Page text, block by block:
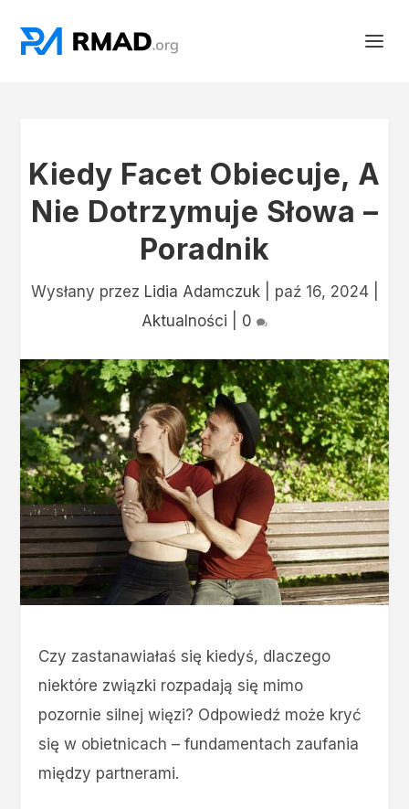
Kiedy Facet Obiecuje, A
Nie Dotrzymuje Słowa –
Poradnik
Wysłany przez Lidia Adamczuk| paź 16, 2024|
Aktualności
0
Czy zastanawiałaś się kiedyś, dlaczego
niektóre związki rozpadają się mimo
pozornie silnej więzi? Odpowiedź może kryć
się w obietnicach – fundamentach zaufania
między partnerami.